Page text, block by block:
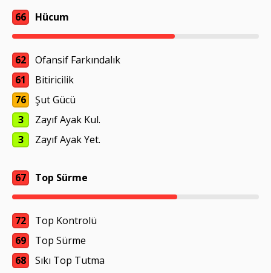
66
Hücum
62
Ofansif Farkındalık
61
Bitiricilik
76
Şut Gücü
3
Zayıf Ayak Kul.
3
Zayıf Ayak Yet.
67 Top Sürme
72
Top Kontrolü
69
Top Sürme
68
Sıkı Top Tutma